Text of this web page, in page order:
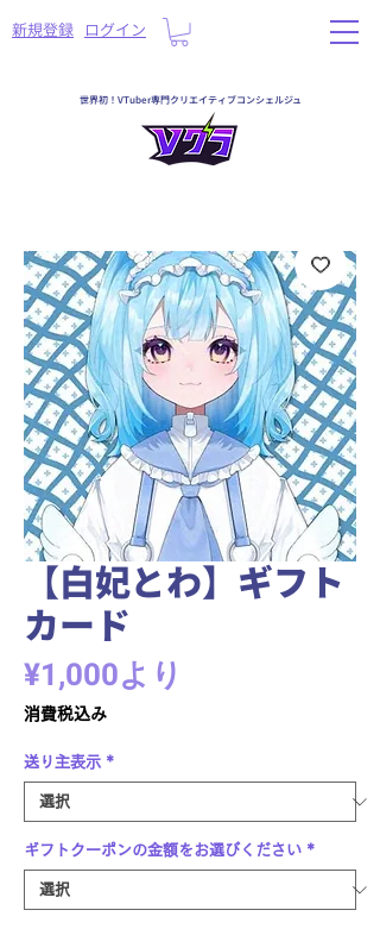
​新規登録 ログイン
世界初！VTuber専門クリエイティブコンシェルジュ
【白妃とわ】ギフト
カード
¥1,000より
価
格
消費税込み
送り主表示 *
ギフトクーポンの金額をお選びください *